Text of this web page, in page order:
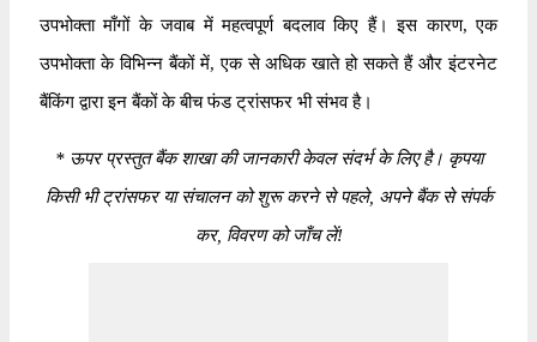
उपभोक्ता माँगों के जवाब में महत्वपूर्ण बदलाव किए हैं। इस कारण, एक
उपभोक्ता के विभिन्न बैंकों में, एक से अधिक खाते हो सकते हैं और इंटरनेट
बैंकिंग द्वारा इन बैंकों के बीच फंड ट्रांसफर भी संभव है।
*ऊपर प्रस्तुत बैंक शाखा की जानकारी केवल संदर्भ के लिए है। कृपया
किसी भी ट्रांसफर या संचालन को शुरू करने से पहले, अपने बैंक से संपर्क
कर, विवरण को जाँच लें!